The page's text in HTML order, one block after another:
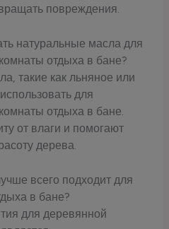
повреждения.
натуральные масла для
отдыха в бане?
такие как льняное или
для
отдыха в бане.
от влаги и помогают
дерева.
всего подходит для
в бане?
для деревянной